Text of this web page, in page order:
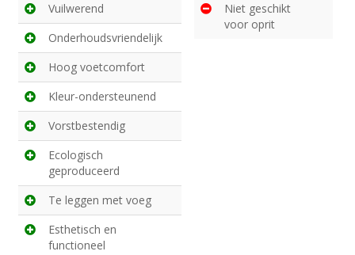
Vuilwerend
Onderhoudsvriendelijk
Hoog voetcomfort
Kleur-ondersteunend
Vorstbestendig
Ecologisch
geproduceerd
Te leggen met voeg
Esthetisch en
functioneel
Niet geschikt
voor oprit